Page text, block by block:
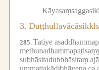
3.
285. Tatiye
subhāsitadubbhāsitaṃ